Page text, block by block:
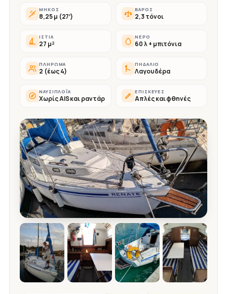
ΜΉΚΟΣ
8,25 μ (27′)
ΒΆΡΟΣ
2,3 τόνοι
ΙΣΤΊΑ
27 μ²
ΝΕΡΌ
60 λ + μπιτόνια
ΠΛΉΡΩΜΑ
2 (έως 4)
ΠΗΔΆΛΙΟ
Λαγουδέρα
ΝΑΥΣΙΠΛΟΪ́Α
Χωρίς AIS και ραντάρ
ΕΠΙΣΚΕΥΈΣ
Απλές και φθηνές